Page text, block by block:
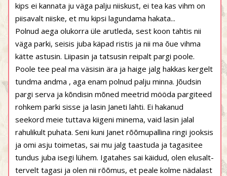
kips ei kannata ju väga palju niiskust, ei tea kas vihm on
piisavalt niiske, et mu kipsi lagundama hakata...
Polnud aega olukorra üle arutleda, sest koon tahtis nii
väga parki, seisis juba käpad ristis ja nii ma õue vihma
kätte astusin. Liipasin ja tatsusin reipalt pargi poole.
Poole tee peal ma väsisin ära ja haige jalg hakkas kergelt
tundma andma , aga enam polnud palju minna. Jõudsin
pargi serva ja kõndisin mõned meetrid mööda pargiteed
rohkem parki sisse ja lasin Janeti lahti. Ei hakanud
seekord meie tuttava kiigeni minema, vaid lasin jalal
rahulikult puhata. Seni kuni Janet rõõmupallina ringi jooksis
ja omi asju toimetas, sai mu jalg taastuda ja tagasitee
tundus juba isegi lühem. Igatahes sai käidud, olen elusalt-
tervelt tagasi ja olen nii rõõmus, et peale kolme nädalast